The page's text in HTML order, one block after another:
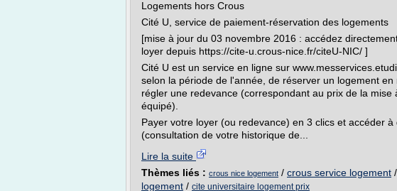
Logements hors Crous
Cité U, service de paiement-réservation des logements
[mise à jour du 03 novembre 2016 : accédez
loyer depuis https://cite-u.crous-nice.fr/citeU-NIC/ ]
Cité U est un service en ligne sur
selon la période de l'année, de réserver un logement
régler une redevance (correspondant au prix de la
équipé).
Payer votre loyer (ou redevance) en 3 clics et accéder
(consultation de votre historique de...
Lire la suite
Thèmes liés : crous nice logement / crous service logement /
logement / cite universitaire logement prix